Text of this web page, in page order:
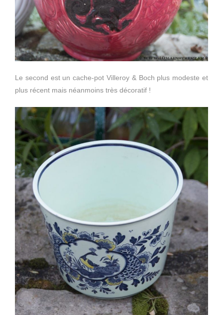
Le second est un cache-pot Villeroy & Boch plus modeste et
plus récent mais néanmoins très décoratif !